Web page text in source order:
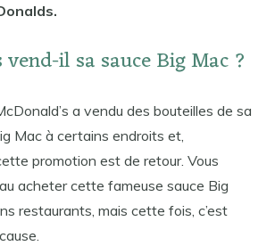
vend-il sa sauce Big Mac ?
a vendu des bouteilles de sa
Mac à certains endroits et,
promotion est de retour. Vous
acheter cette fameuse sauce Big
restaurants, mais cette fois, c’est